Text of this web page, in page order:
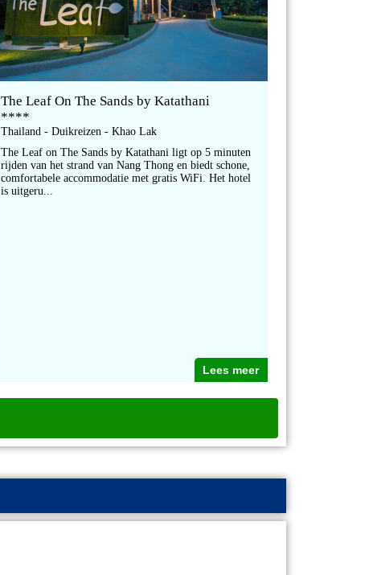
The Leaf On The Sands by Katathani
****
Thailand - Duikreizen - Khao Lak
The Leaf on The Sands by Katathani ligt op 5 minuten
rijden van het strand van Nang Thong en biedt schone,
comfortabele accommodatie met gratis WiFi. Het hotel
is uitgeru...
Lees meer